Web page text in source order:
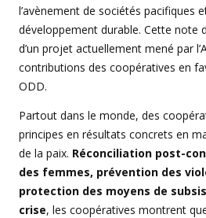
l’avènement de sociétés pacifiques
développement durable. Cette note
d’un projet actuellement mené par
contributions des coopératives en
ODD.
Partout dans le monde, des
principes en résultats concrets en
de la paix. Réconciliation post-
des femmes, prévention des
protection des moyens de
crise, les coopératives montrent